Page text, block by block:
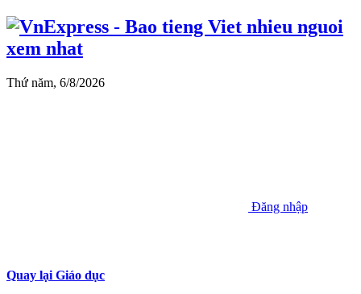
Thứ năm, 6/8/2026
Đăng nhập
Quay lại Giáo dục